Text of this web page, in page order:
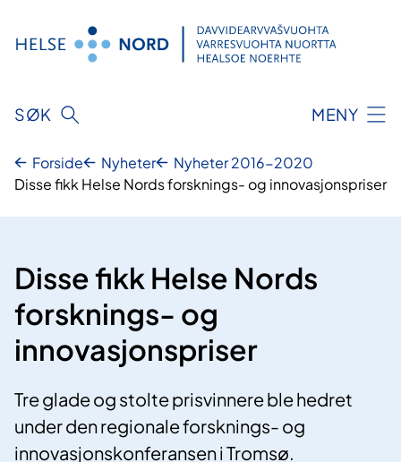
innhold
SØK MENY
Forside Nyheter
Nyheter 2016-2020
Disse fikk Helse Nords forsknings- og innovasjonspriser
Disse fikk Helse Nords
forsknings- og
innovasjonspriser
Tre glade og stolte prisvinnere ble hedret
under den regionale forsknings- og
innovasjonskonferansen i Tromsø.